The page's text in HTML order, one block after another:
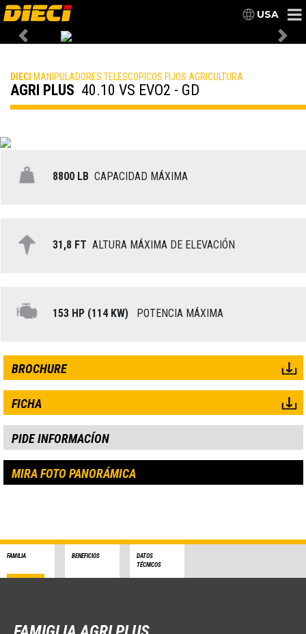
USA
Previous
DIECI MANIPULADORES TELESCOPICOS FIJOS AGRICULTURA
AGRI PLUS 40.10 VS EVO2 - GD
8800 LB CAPACIDAD MÁXIMA
31,8 FT ALTURA MÁXIMA DE ELEVACIÓN
153 HP (114 KW) POTENCIA MÁXIMA
BROCHURE
FICHA
PIDE INFORMACÍON
MIRA FOTO PANORÁMICA
FAMILIA BENEFICIOS
DATOS
TÉCNICOS